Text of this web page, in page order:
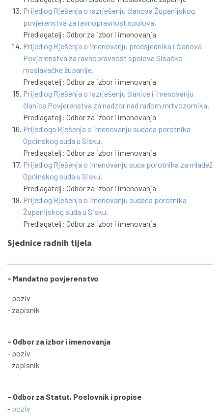
Prijedlog Rješenja o razrješenju članova Županijskog
povjerenstva za ravnopravnost spolova,
Predlagatelj: Odbor za izbor i imenovanja
Prijedlog Rješenja o imenovanju predsjednika i članova
Povjerenstva za ravnopravnost spolova Sisačko-
moslavačke županije,
Predlagatelj: Odbor za izbor i imenovanja
Prijedlog Rješenja o razrješenju članice i imenovanju
članice Povjerenstva za nadzor nad radom mrtvozornika,
Predlagatelj: Odbor za izbor i imenovanja
Prijedloga Rješenja o imenovanju sudaca porotnika
Općinskog suda u Sisku,
Predlagatelj: Odbor za izbor i imenovanja
Prijedlog Rješenja o imenovanju suca porotnika za mladež
Općinskog suda u Sisku,
Predlagatelj: Odbor za izbor i imenovanja
Prijedlog Rješenja o imenovanju sudaca porotnika
Županijskog suda u Sisku.
Predlagatelj: Odbor za izbor i imenovanja
Sjednice radnih tijela
- Mandatno povjerenstvo
- poziv
- zapisnik
- Odbor za izbor i imenovanja
- poziv
- zapisnik
- Odbor za Statut, Poslovnik i propise
- poziv